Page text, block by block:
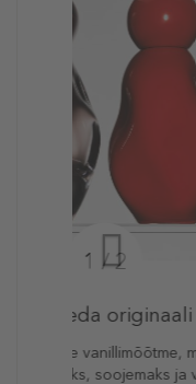
2.0 peal
muudab lõhna
magusamaks,
noote, Cosmic